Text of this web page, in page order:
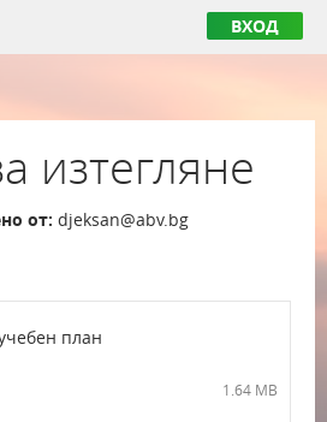
ВХОД
изтегляне
от: djeksan@abv.bg
план
1.64 MB